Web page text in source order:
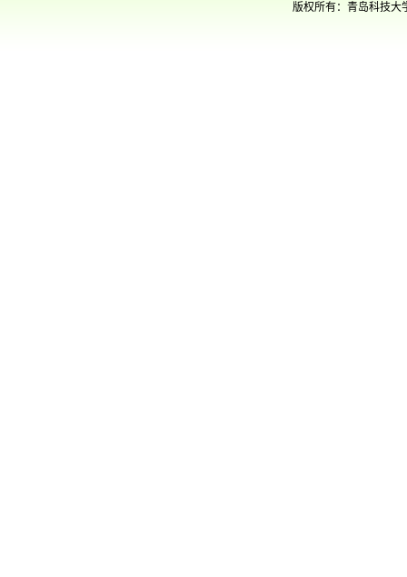
版权所有：青岛科技大